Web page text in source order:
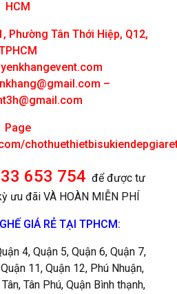
HCM
Phường Tân Thới Hiệp, Q12,
–
Page
653 754 để được tư
ưu đãi VÀ HOÀN MIỄN PHÍ
GIÁ RẺ TẠI TPHCM:
4, Quận 5, Quận 6, Quận 7,
11, Quận 12, Phú Nhuận,
Tân Phú, Quận Bình thạnh,